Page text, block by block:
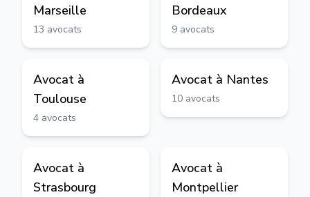
Marseille
13 avocats
Bordeaux
9 avocats
Avocat à
Toulouse
4 avocats
Avocat à Nantes
10 avocats
Avocat à
Strasbourg
Avocat à
Montpellier